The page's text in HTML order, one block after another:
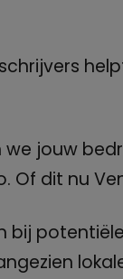
jouw
Of dit nu